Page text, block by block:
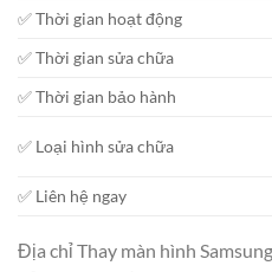
✅ Thời gian hoạt động
✅ Thời gian sửa chữa
✅ Thời gian bảo hành
✅ Loại hình sửa chữa
✅ Liên hệ ngay
Địa chỉ Thay màn hình